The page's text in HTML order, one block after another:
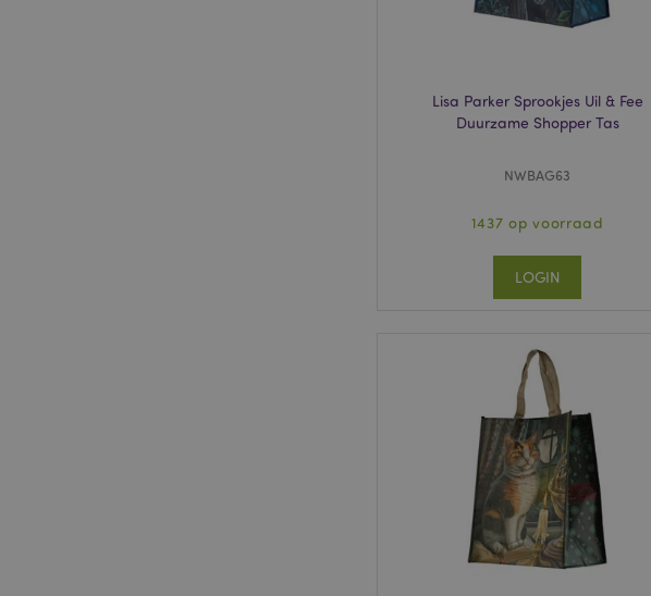
Lisa Parker Sprookjes Uil & Fee
Duurzame Shopper Tas
NWBAG63
1437 op voorraad
LOGIN